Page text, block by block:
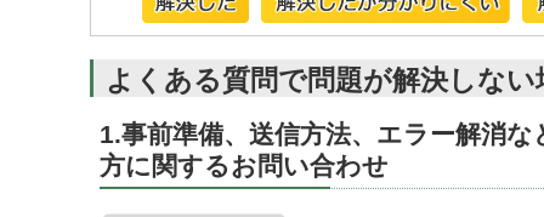
よくある質問で問題が解決しな
1.事前準備、送信方法、エラー解消
方に関するお問い合わせ